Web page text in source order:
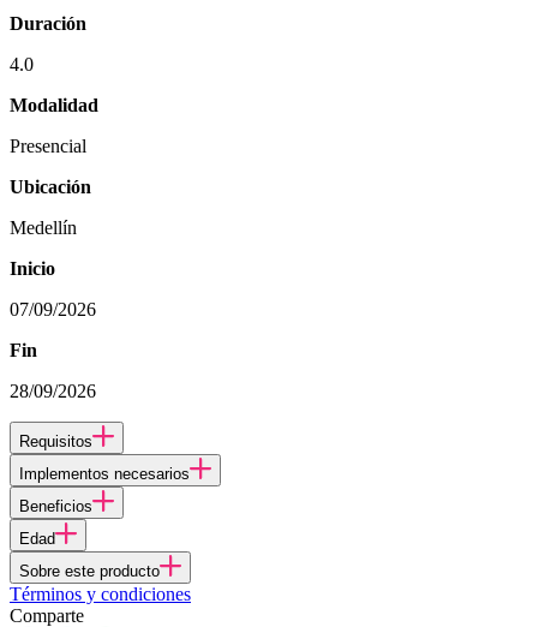
Duración
4.0
Modalidad
Presencial
Ubicación
Medellín
Inicio
07/09/2026
Fin
28/09/2026
Requisitos
Implementos necesarios
Beneficios
Edad
Sobre este producto
Términos y condiciones
Comparte